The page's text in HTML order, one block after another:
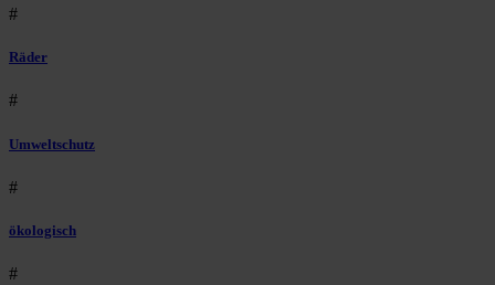
#
Räder
#
Umweltschutz
#
ökologisch
#